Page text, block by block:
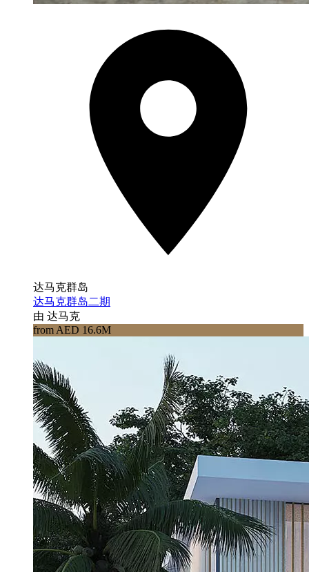
达马克群岛
达马克群岛二期
由 达马克
from AED 16.6M